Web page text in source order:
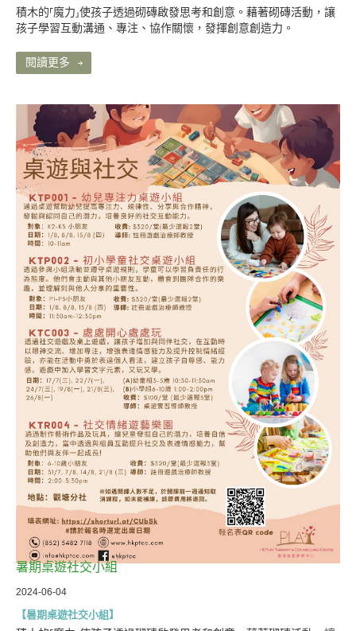
積木的⸢魔力⸥使孩子透過砌磚啟發思考和創意。藉著砌磚活動，讓
孩子學習互動溝通、專注、協作關懷，發揮創意創造力。
閱讀更多
暑期桌遊社交小組
2024-06-04
【暑期桌遊社交小組】